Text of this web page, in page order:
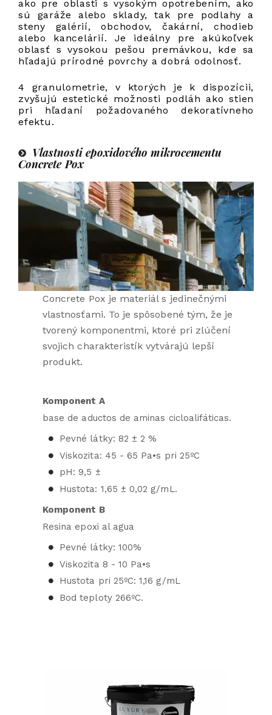
ako pre oblasti s vysokým opotrebením, ako
sú garáže alebo sklady, tak pre podlahy a
steny galérií, obchodov, čakární, chodieb
alebo kancelárií. Je ideálny pre akúkoľvek
oblasť s vysokou pešou premávkou, kde sa
hľadajú prírodné povrchy a dobrá odolnosť.
4 granulometrie, v ktorých je k dispozícii,
zvyšujú estetické možnosti podláh ako stien
pri hľadaní požadovaného dekoratívneho
efektu.
Vlastnosti epoxidového mikrocementu
Concrete Pox
Concrete Pox je materiál s jedinečnými
vlastnosťami. To je spôsobené tým, že je
tvorený komponentmi, ktoré pri zlúčení
svojich charakteristík vytvárajú lepší
produkt.
Komponent A
base de aductos de aminas cicloalifáticas.
Pevné látky: 82 ± 2 %
Viskozita: 45 - 65 Pa•s pri 25ºC
pH: 9,5 ±
Hustota: 1,65 ± 0,02 g/mL.
Komponent B
Resina epoxi al agua
Pevné látky: 100%
Viskozita 8 - 10 Pa•s
Hustota pri 25ºC: 1,16 g/mL
Bod teploty 266ºC.